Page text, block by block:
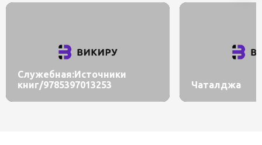
Служебная:Источники
книг/9785397013253
Чаталджа